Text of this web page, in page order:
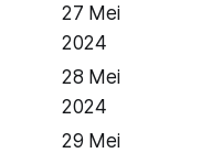
27 Mei
2024
28 Mei
2024
29 Mei